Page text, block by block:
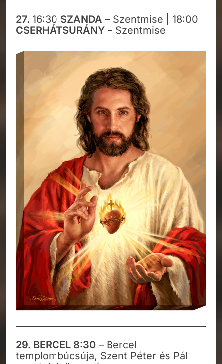
27. 16:30 SZANDA – Szentmise | 18:00
CSERHÁTSURÁNY – Szentmise
29. BERCEL 8:30 – Bercel
templombúcsúja, Szent Péter és Pál